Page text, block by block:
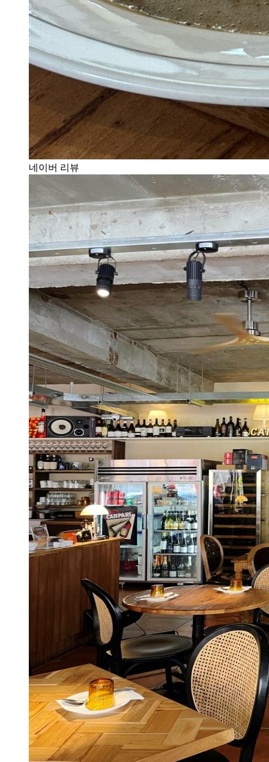
네이버 리뷰